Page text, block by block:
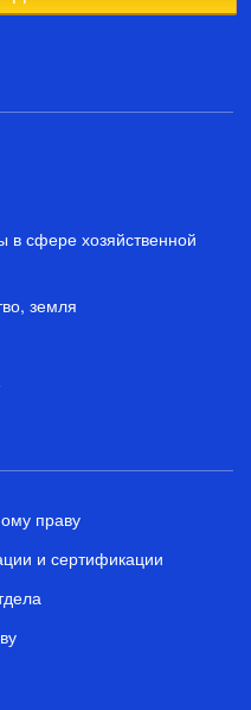
в сфере хозяйственной
земля
праву
и сертификации